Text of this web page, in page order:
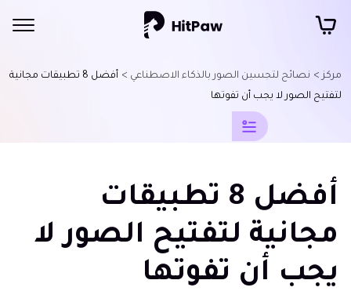
مركز > نصائح لتحسين الصور بالذكاء الاصطناعي >
أفضل 8 تطبيقات مجانية
لتفتيح الصور لا يجب أن تفوتها
نصائح
تحرير
الصور
الاصطناعي
سطع
الصور
بالذكاء
أفضل 8 تطبيقات
مجانية لتفتيح الصور لا
يجب أن تفوتها